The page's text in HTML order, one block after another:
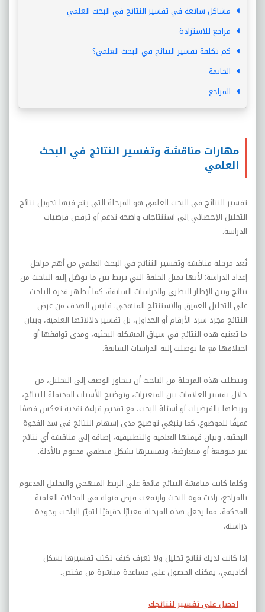
مشاكل شائعة في تفسير النتائج في البحث العلمي
مراجع للاستزادة
كم تكلفة تفسير النتائج في البحث العلمي؟
الخاتمة
المراجع
مهارات مناقشة وتفسير النتائج في البحث
العلمي
تفسير النتائج في البحث العلمي هو المرحلة التي يتم فيها تحويل نتائج
التحليل الإحصائي إلى استنتاجات واضحة تدعم أو ترفض فرضيات
الدراسة.
تُعد مرحلة مناقشة وتفسير النتائج في البحث العلمي من أهم مراحل
إعداد الدراسة؛ لأنها تمثل الحلقة التي تربط بين ما توصّل إليه الباحث من
نتائج وبين الإطار النظري والدراسات السابقة، كما تُظهر قدرة الباحث
على التحليل العميق والاستنتاج المنهجي. فليس الهدف من عرض
النتائج مجرد سرد الأرقام أو الجداول، بل تفسير دلالاتها العلمية، وبيان
ما تعنيه هذه النتائج في سياق المشكلة البحثية، ومدى توافقها أو
اختلافها مع ما توصلت إليه الدراسات السابقة.
وتتطلب هذه المرحلة من الباحث أن يتجاوز الوصف إلى التحليل، من
خلال تفسير العلاقات بين المتغيرات، وتوضيح الأسباب المحتملة للنتائج،
وربطها بالفرضيات أو أسئلة البحث، مع تقديم قراءة نقدية تعكس فهمًا
عميقًا للموضوع. كما ينبغي توضيح مدى إسهام النتائج في سد الفجوة
البحثية، وبيان قيمتها العلمية والتطبيقية، إضافة إلى مناقشة أي نتائج
غير متوقعة أو متعارضة، وتفسيرها بشكل منطقي مدعوم بالأدلة.
وكلما كانت مناقشة النتائج قائمة على الربط المنهجي والتحليل المدعوم
بالمراجع، زادت قوة البحث وارتفعت فرص قبوله في المجلات العلمية
المحكمة، مما يجعل هذه المرحلة معيارًا حقيقيًا لتميّز الباحث وجودة
دراسته.
إذا كانت لديك نتائج تحليل ولا تعرف كيف تكتب تفسيرها بشكل
أكاديمي، يمكنك الحصول على مساعدة مباشرة من مختص.
احصل على تفسير لنتائجك